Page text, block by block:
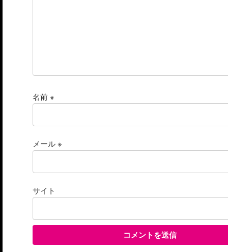
名前※
メール※
サイト